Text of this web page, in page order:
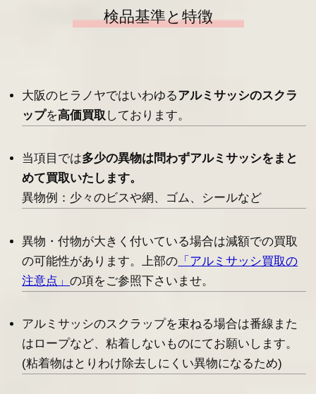
検品基準と特徴
大阪のヒラノヤではいわゆるアルミサッシのスクラ
ップを高価買取 しております。
当項目では多少の異物は問わずアルミサッシをまと
めて買取いたします。
異物例：少々のビスや網、ゴム、シールなど
異物・付物が大きく付いている場合は減額での買取
の可能性があります。上部の 「アルミサッシ買取の
注意点」の項をご参照下さいませ。
アルミサッシのスクラップを束ねる場合は番線また
はロープなど、粘着しないものにてお願いします。
(粘着物はとりわけ除去しにくい異物になるため)